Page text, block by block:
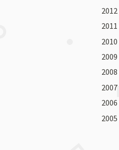
2012
2011
2010
2009
2008
2007
2006
2005